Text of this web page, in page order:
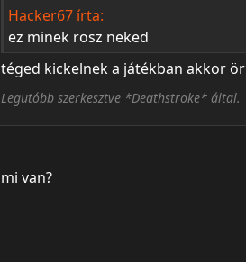
Hacker67 írta:
ez minek rosz neked
téged kickelnek a játékban akkor
Legutóbb szerkesztve *Deathstroke* által.
mi van?